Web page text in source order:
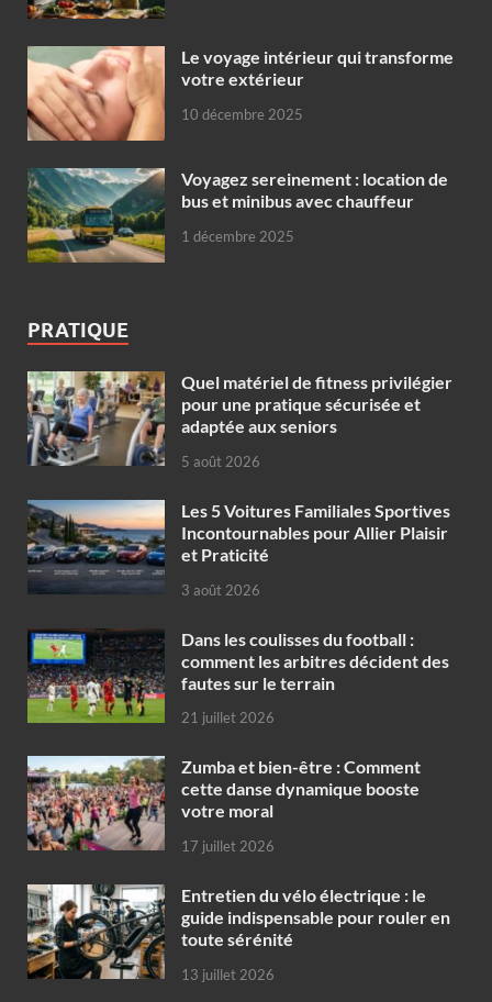
Le voyage intérieur qui transforme
votre extérieur
10 décembre 2025
Voyagez sereinement : location de
bus et minibus avec chauffeur
1 décembre 2025
PRATIQUE
Quel matériel de fitness privilégier
pour une pratique sécurisée et
adaptée aux seniors
5 août 2026
Les 5 Voitures Familiales Sportives
Incontournables pour Allier Plaisir
et Praticité
3 août 2026
Dans les coulisses du football :
comment les arbitres décident des
fautes sur le terrain
21 juillet 2026
Zumba et bien-être : Comment
cette danse dynamique booste
votre moral
17 juillet 2026
Entretien du vélo électrique : le
guide indispensable pour rouler en
toute sérénité
13 juillet 2026